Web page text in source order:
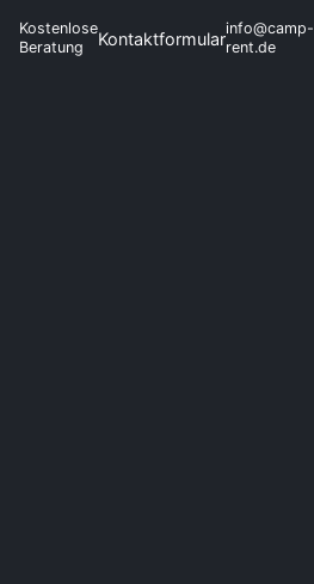
Kostenlose
Beratung
Kontaktformularinfo@camp-
rent.de